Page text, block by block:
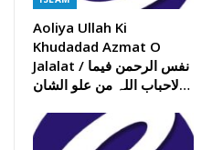
Aoliya Ullah Ki
Khudadad Azmat O
Jalalat / نفس الرحمن فیما
لاحباب اللہ من علو الشان…